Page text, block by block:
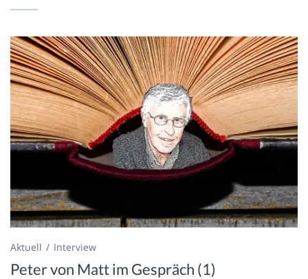
Aktuell Interview
Peter von Matt im Gespräch (1)